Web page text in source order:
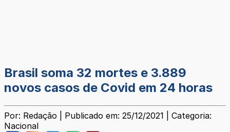
Brasil soma 32 mortes e 3.889
novos casos de Covid em 24 horas
Por: Redação | Publicado em: 25/12/2021 | Categoria:
Nacional